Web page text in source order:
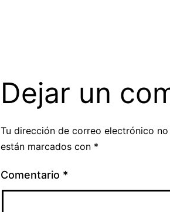
Dejar un
Tu dirección de correo electrónico
están marcados con *
Comentario *